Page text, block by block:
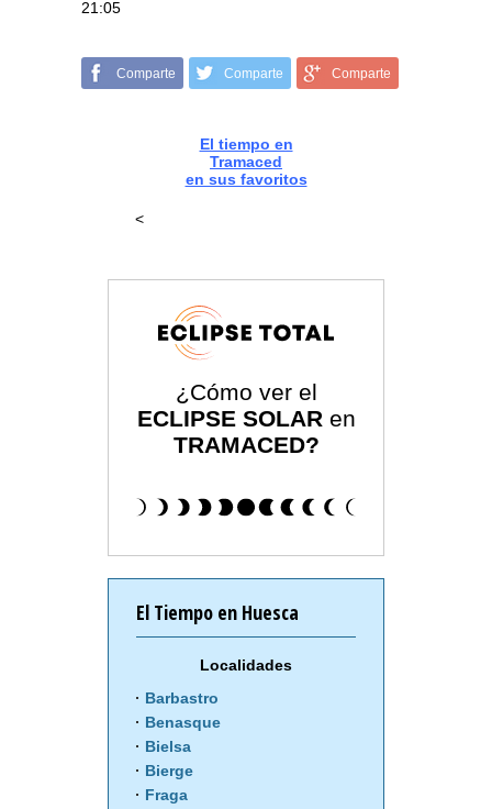
21:05
Comparte Comparte Comparte
El tiempo en
Tramaced
en sus favoritos
<
¿Cómo ver el
ECLIPSE SOLAR en
TRAMACED?
El Tiempo en Huesca
Localidades
Barbastro
Benasque
Bielsa
Bierge
Fraga